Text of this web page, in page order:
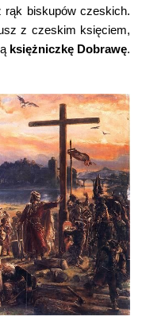
biskupów czeskich.
z czeskim księciem,
księżniczkę Dobrawę.